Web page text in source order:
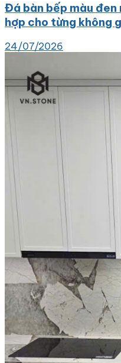
Đá bàn bếp màu đen
hợp cho từng không
24/07/2026